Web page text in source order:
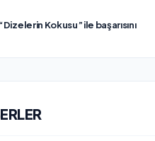
Kokusu” ile başarısını